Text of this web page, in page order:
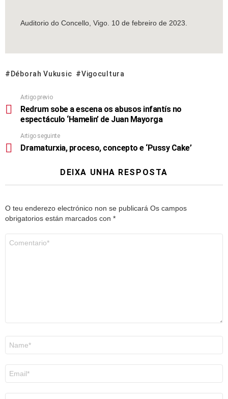
Auditorio do Concello, Vigo. 10 de febreiro de 2023.
Déborah Vukusic Vigocultura
Artigo previo
Redrum sobe a escena os abusos infantís no
espectáculo ‘Hamelin’ de Juan Mayorga
Artigo seguinte
Dramaturxia, proceso, concepto e ‘Pussy Cake’
DEIXA UNHA RESPOSTA
O teu enderezo electrónico non se publicará Os campos
obrigatorios están marcados con *
electrónico
*